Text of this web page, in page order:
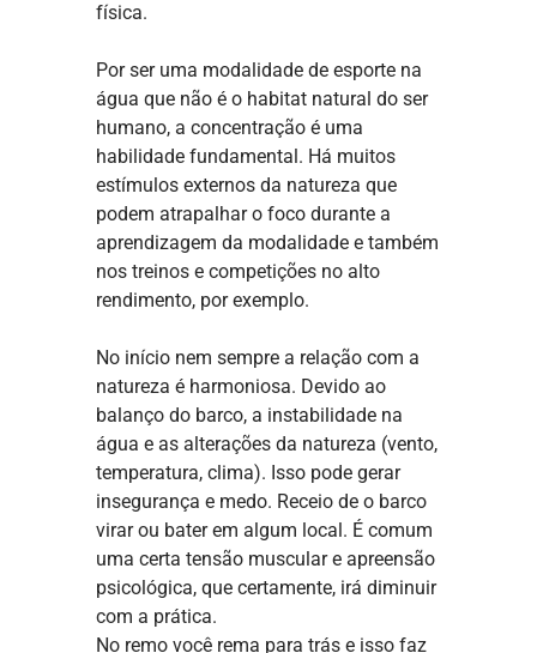
física.
Por ser uma modalidade de esporte na
água que não é o habitat natural do ser
humano, a concentração é uma
habilidade fundamental. Há muitos
estímulos externos da natureza que
podem atrapalhar o foco durante a
aprendizagem da modalidade e também
nos treinos e competições no alto
rendimento, por exemplo.
No início nem sempre a relação com a
natureza é harmoniosa. Devido ao
balanço do barco, a instabilidade na
água e as alterações da natureza (vento,
temperatura, clima). Isso pode gerar
insegurança e medo. Receio de o barco
virar ou bater em algum local. É comum
uma certa tensão muscular e apreensão
psicológica, que certamente, irá diminuir
com a prática.
No remo você rema para trás e isso faz